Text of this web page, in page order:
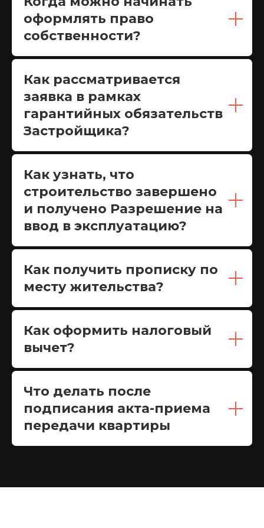
оформлять право
собственности?
Как рассматривается
заявка в рамках
гарантийных обязательств
Застройщика?
Как узнать, что
строительство завершено
и получено Разрешение на
ввод в эксплуатацию?
Как получить прописку по
месту жительства?
Как оформить налоговый
вычет?
Что делать после
подписания акта-приема
передачи квартиры